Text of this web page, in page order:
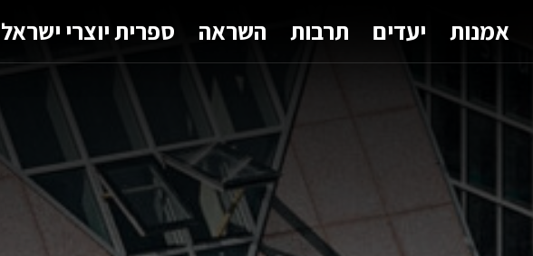
אמנות יעדים תרבות השראה ספרית יוצרי ישראל